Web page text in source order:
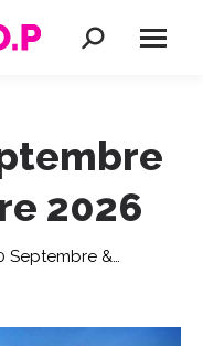
Recherche
2026
Septembre &…